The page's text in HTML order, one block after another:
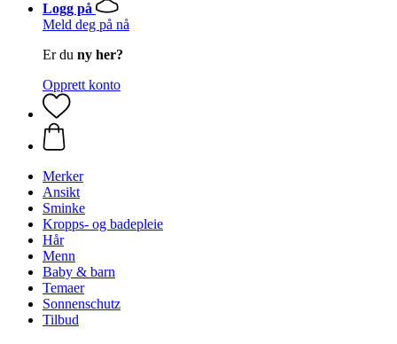
Logg på
Meld deg på nå
Er du ny her?
Opprett konto
Merker
Ansikt
Sminke
Kropps- og badepleie
Hår
Menn
Baby & barn
Temaer
Sonnenschutz
Tilbud